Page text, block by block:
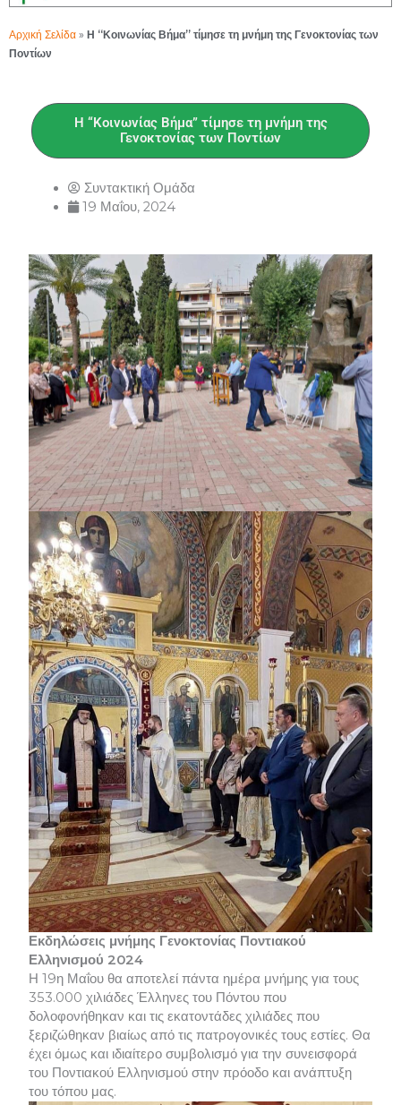
Αρχική Σελίδα » Η “Κοινωνίας Βήμα” τίμησε τη μνήμη της Γενοκτονίας των
Ποντίων
Η “Κοινωνίας Βήμα” τίμησε τη μνήμη της
Γενοκτονίας των Ποντίων
Συντακτική Ομάδα
19 Μαΐου, 2024
Εκδηλώσεις μνήμης Γενοκτονίας Ποντιακού
Ελληνισμού 2024
Η 19η Μαΐου θα αποτελεί πάντα ημέρα μνήμης για τους
353.000 χιλιάδες Έλληνες του Πόντου που
δολοφονήθηκαν και τις εκατοντάδες χιλιάδες που
ξεριζώθηκαν βιαίως από τις πατρογονικές τους εστίες. Θα
έχει όμως και ιδιαίτερο συμβολισμό για την συνεισφορά
του Ποντιακού Ελληνισμού στην πρόοδο και ανάπτυξη
του τόπου μας.